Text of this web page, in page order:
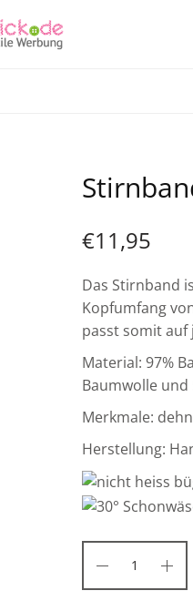
€11,95
Das Stirnband
Kopfumfang
passt somit auf
Material: 97%
Baumwolle und
Merkmale:
Herstellung: